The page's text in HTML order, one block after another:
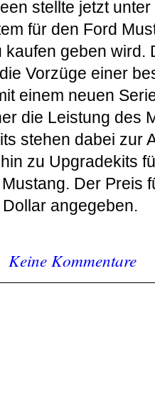
stellte jetzt
für den Ford
kaufen geben wird.
Vorzüge einer
einem neuen
die Leistung des
stehen dabei zur
zu Upgradekits
Der Preis
angegeben.
Keine Kommentare